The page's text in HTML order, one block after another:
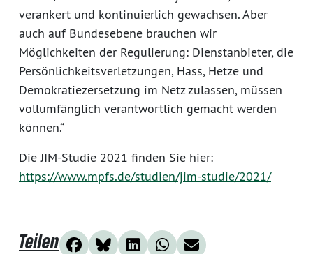
verankert und kontinuierlich gewachsen. Aber
auch auf Bundesebene brauchen wir
Möglichkeiten der Regulierung: Dienstanbieter, die
Persönlichkeitsverletzungen, Hass, Hetze und
Demokratiezersetzung im Netz zulassen, müssen
vollumfänglich verantwortlich gemacht werden
können.“
Die JIM-Studie 2021 finden Sie hier:
https://www.mpfs.de/studien/jim-studie/2021/
Teilen